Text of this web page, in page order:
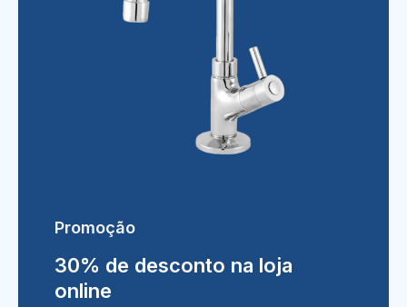
Promoção
30% de desconto na loja
online